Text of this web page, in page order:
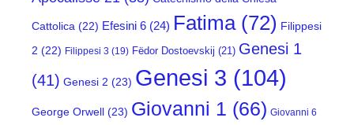
Cattolica (22) Efesini 6 (24) Fatima(72) Filippesi
2 (22) Filippesi 3 (19) Fëdor Dostoevskij (21) Genesi 1
(41) Genesi 2 (23) Genesi 3 (104)
George Orwell (23) Giovanni 1 (66) Giovanni 6